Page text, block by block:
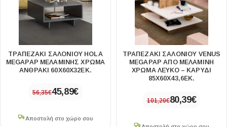
ΤΡΑΠΕΖΆΚΙ ΣΑΛΟΝΙΟΎ HOLA
MEGAPAP ΜΕΛΑΜΊΝΗΣ ΧΡΏΜΑ
ΑΝΘΡΑΚΊ 60X60X32ΕΚ.
56,35€45,89€
Αποστολή στο χώρο σου
ΤΡΑΠΕΖΆΚΙ ΣΑΛΟΝΙΟΎ VENUS
MEGAPAP ΑΠΌ ΜΕΛΑΜΊΝΗ
ΧΡΏΜΑ ΛΕΥΚΌ – ΚΑΡΥΔΊ
85X60X43,6ΕΚ.
101,20€80,39€